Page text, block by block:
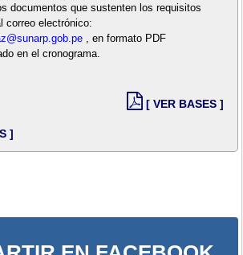
documentos que sustenten los requisitos
correo electrónico:
, en formato PDF
en el cronograma.
]
[ VER BASES ]